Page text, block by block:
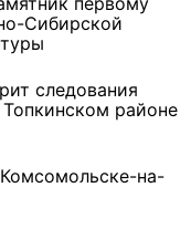
Сибирской
следования
районе
на-